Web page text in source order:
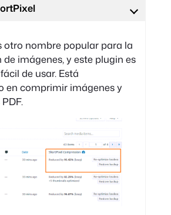
otro nombre popular para la
imágenes, y este plugin es
de usar. Está
en comprimir imágenes y